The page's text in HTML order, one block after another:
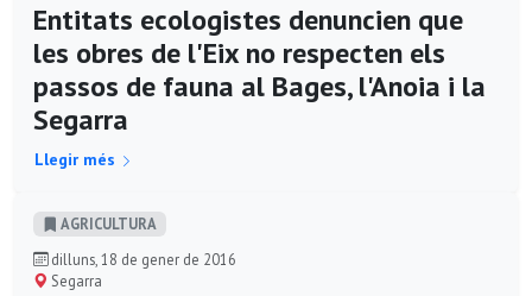
Entitats ecologistes denuncien que
les obres de l'Eix no respecten els
passos de fauna al Bages, l'Anoia i la
Segarra
Llegir més
AGRICULTURA
dilluns, 18 de gener de 2016
Segarra